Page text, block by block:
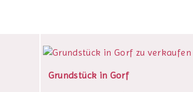
Grundstück in Gorf